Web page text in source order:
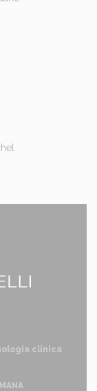
clinica